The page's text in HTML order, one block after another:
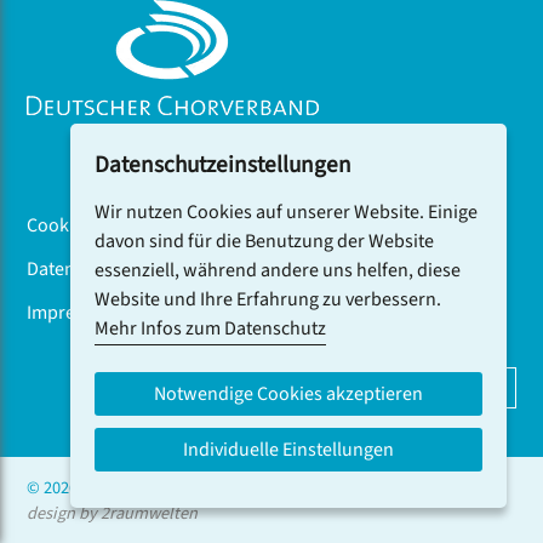
Cookiebanner
Datenschutz
Impressum
DCV-NEWSLETTER ABONNIEREN
© 2026 CHOR.COM
design by 2raumwelten
Datenschutzeinstellungen
Wir nutzen Cookies auf unserer Website. Einige
davon sind für die Benutzung der Website
essenziell, während andere uns helfen, diese
Website und Ihre Erfahrung zu verbessern.
Mehr Infos zum Datenschutz
Notwendige Cookies akzeptieren
Individuelle Einstellungen